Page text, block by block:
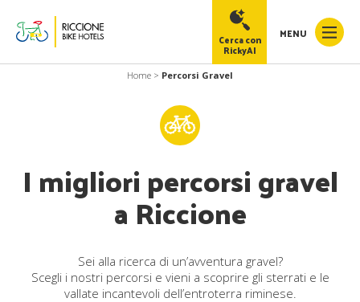
MENU
Cerca con
RickyAI
Home > Percorsi Gravel
I migliori percorsi gravel
a Riccione
Sei alla ricerca di un’avventura gravel?
Scegli i nostri percorsi e vieni a scoprire gli sterrati e le
vallate incantevoli dell’entroterra riminese.